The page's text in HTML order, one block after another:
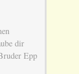
dir
Epp